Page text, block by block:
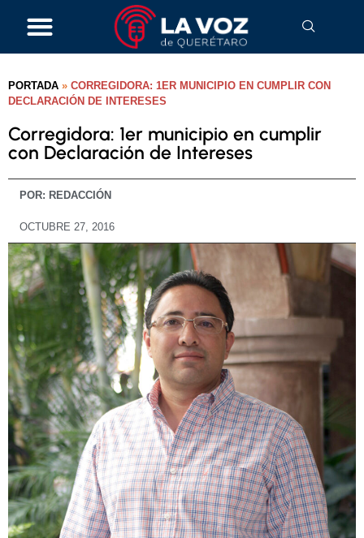
PORTADA » CORREGIDORA: 1ER MUNICIPIO EN CUMPLIR CON
DECLARACIÓN DE INTERESES
Corregidora: 1er municipio en cumplir
con Declaración de Intereses
POR: REDACCIÓN
OCTUBRE 27, 2016